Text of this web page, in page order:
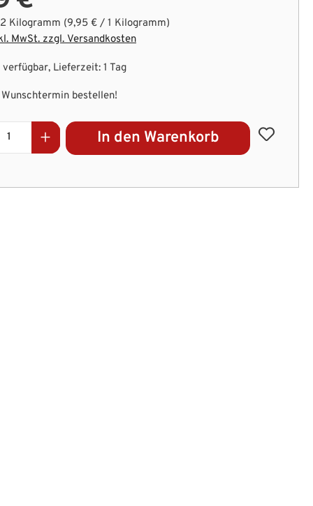
Kilogramm (9,95 € / 1 Kilogramm)
MwSt. zzgl. Versandkosten
Lieferzeit: 1 Tag
bestellen!
Anzahl: Gib den gewünschten Wert
In den Warenkorb